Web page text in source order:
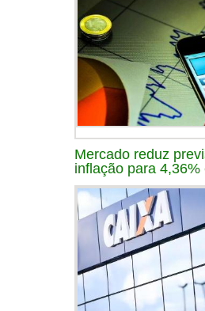
Mercado reduz
inflação para 4,36%